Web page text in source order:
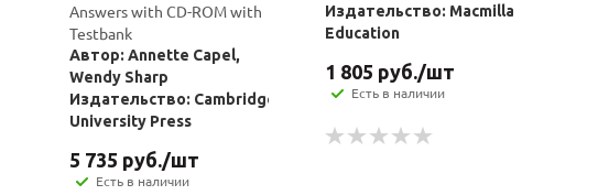
Answers with CD-ROM with
Testbank
Автор: Annette Capel,
Wendy Sharp
Издательство: Cambridge
University Press
5 735 руб./шт
Есть в наличии
Издательство: Macmillan
Education
1 805 руб./шт
Есть в наличии